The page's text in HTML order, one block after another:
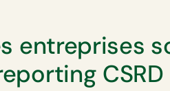
entreprises
CSRD